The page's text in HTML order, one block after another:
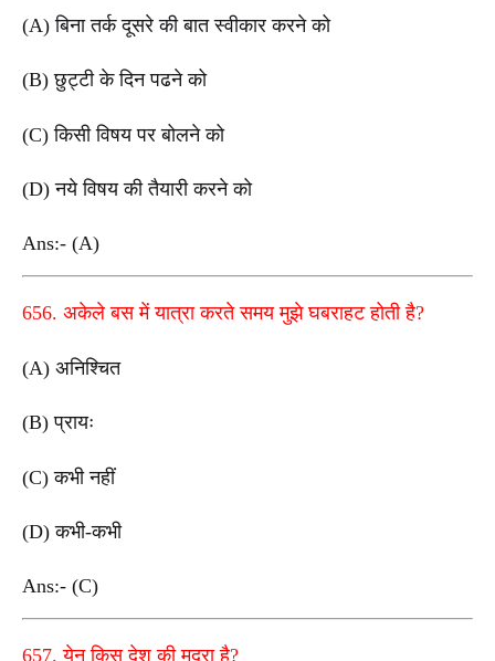
(A) बिना तर्क दूसरे की बात स्वीकार करने को
(B) छुट्टी के दिन पढने को
(C) किसी विषय पर बोलने को
(D) नये विषय की तैयारी करने को
Ans:- (A)
656. अकेले बस में यात्रा करते समय मुझे घबराहट होती है?
(A) अनिश्चित
(B) प्रायः
(C) कभी नहीं
(D) कभी-कभी
Ans:- (C)
657. येन किस देश की मुद्रा है?